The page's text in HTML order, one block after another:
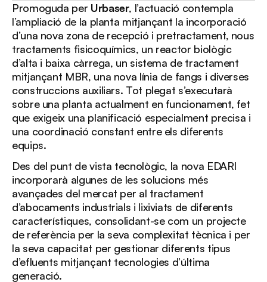
Promoguda per Urbaser, l’actuació contempla
l’ampliació de la planta mitjançant la incorporació
d’una nova zona de recepció i pretractament, nous
tractaments fisicoquímics, un reactor biològic
d’alta i baixa càrrega, un sistema de tractament
mitjançant MBR, una nova línia de fangs i diverses
construccions auxiliars. Tot plegat s’executarà
sobre una planta actualment en funcionament, fet
que exigeix una planificació especialment precisa i
una coordinació constant entre els diferents
equips.
Des del punt de vista tecnològic, la nova EDARI
incorporarà algunes de les solucions més
avançades del mercat per al tractament
d’abocaments industrials i lixiviats de diferents
característiques, consolidant-se com un projecte
de referència per la seva complexitat tècnica i per
la seva capacitat per gestionar diferents tipus
d’efluents mitjançant tecnologies d’última
generació.